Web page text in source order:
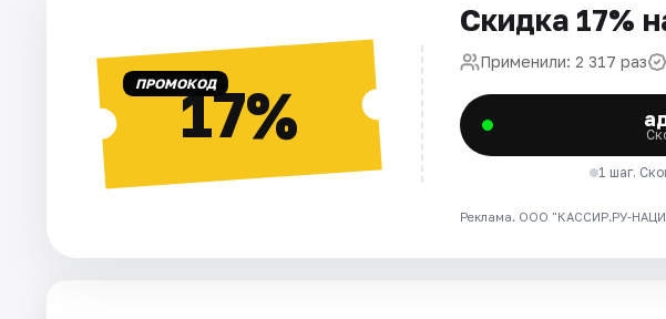
ПРОМОКОД17%
Скидка 17%
Применили: 2 317 раз
1 шаг.
Реклама. ООО "КАССИР.РУ-